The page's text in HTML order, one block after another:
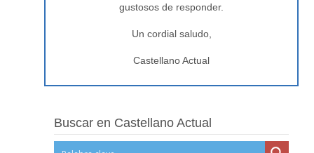
gustosos de responder.
Un cordial saludo,
Castellano Actual
Buscar en Castellano Actual